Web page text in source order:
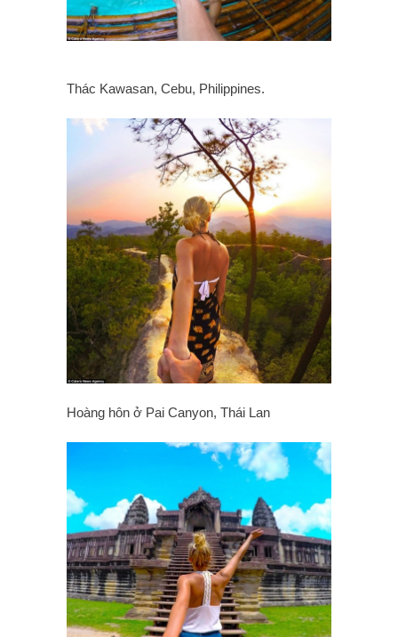
Thác Kawasan, Cebu, Philippines.
Hoàng hôn ở Pai Canyon, Thái Lan